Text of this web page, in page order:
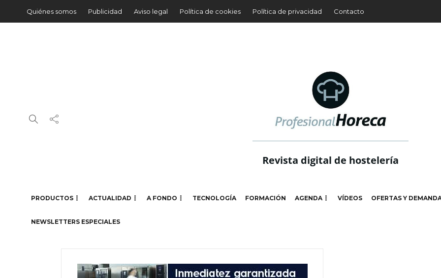
Quiénes somos Publicidad Aviso legal Política de cookies Política de privacidad Contacto
Revista digital de hostelería
PRODUCTOS ACTUALIDAD A FONDO TECNOLOGÍA FORMACIÓN AGENDA VÍDEOS OFERTAS Y
NEWSLETTERS ESPECIALES